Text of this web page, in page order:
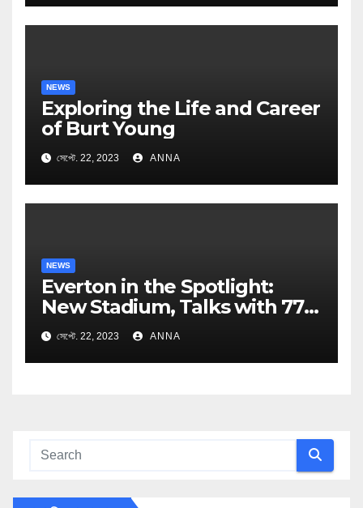
NEWS
Exploring the Life and Career
of Burt Young
সেপ্টে. 22, 2023 ANNA
NEWS
Everton in the Spotlight:
New Stadium, Talks with 777
Partners, and Managerial
Speculations
সেপ্টে. 22, 2023 ANNA